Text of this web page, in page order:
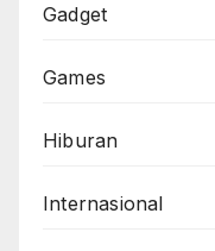
Gadget
Games
Hiburan
Internasional